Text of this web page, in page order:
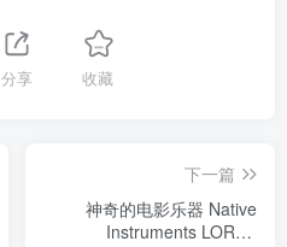
分享 收藏
下一篇
神奇的电影乐器 Native
Instruments LORES